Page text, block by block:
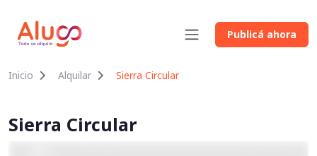
Publicá ahora
Inicio Alquilar Sierra Circular
Sierra Circular